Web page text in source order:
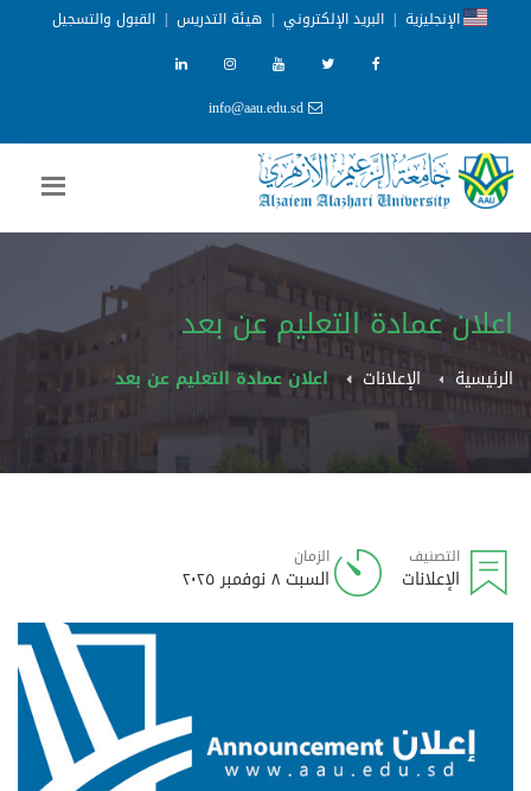
الإنجليزية | البريد الإلكتروني | هيئة التدريس | القبول والتسجيل
اعلان عمادة التعليم عن بعد
الرئيسية الإعلانات اعلان عمادة التعليم عن بعد
التصنيف
الإعلانات
الزمان
السبت ٨ نوفمبر ٢٠٢٥